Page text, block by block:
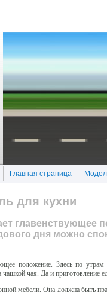
Главная страница
для кухни
дня можно
положение. Здесь по
чая. Да и приготовление
мебели. Она должна быть